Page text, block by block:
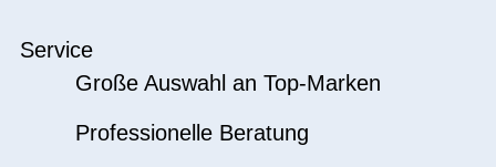
Service
Große Auswahl an Top-Marken
Professionelle Beratung